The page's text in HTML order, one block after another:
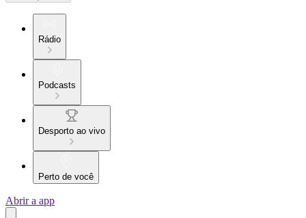
Rádio
Podcasts
Desporto ao vivo
Perto de você
Abrir a app